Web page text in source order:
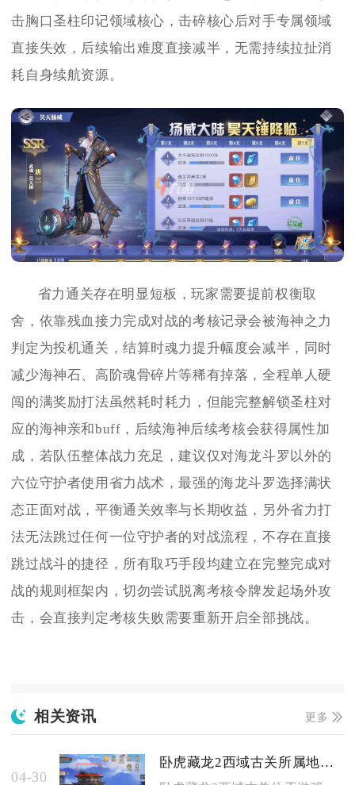
击胸口圣柱印记领域核心，击碎核心后对手专属领域
直接失效，后续输出难度直接减半，无需持续拉扯消
耗自身续航资源。
省力通关存在明显短板，玩家需要提前权衡取
舍，依靠残血接力完成对战的考核记录会被海神之力
判定为投机通关，结算时魂力提升幅度会减半，同时
减少海神石、高阶魂骨碎片等稀有掉落，全程单人硬
闯的满奖励打法虽然耗时耗力，但能完整解锁圣柱对
应的海神亲和buff，后续海神后续考核会获得属性加
成，若队伍整体战力充足，建议仅对海龙斗罗以外的
六位守护者使用省力战术，最强的海龙斗罗选择满状
态正面对战，平衡通关效率与长期收益，另外省力打
法无法跳过任何一位守护者的对战流程，不存在直接
跳过战斗的捷径，所有取巧手段均建立在完整完成对
战的规则框架内，切勿尝试脱离考核令牌发起场外攻
击，会直接判定考核失败需要重新开启全部挑战。
相关资讯 更多
04-30
卧虎藏龙2西域古关所属地点在哪里